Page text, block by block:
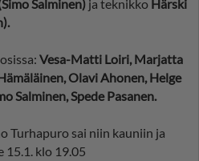
Salminen) ja teknikko Härski
Vesa-Matti Loiri, Marjatta
Olavi Ahonen, Helge
Salminen, Spede Pasanen.
Turhapuro sai niin kauniin ja
15.1. klo 19.05